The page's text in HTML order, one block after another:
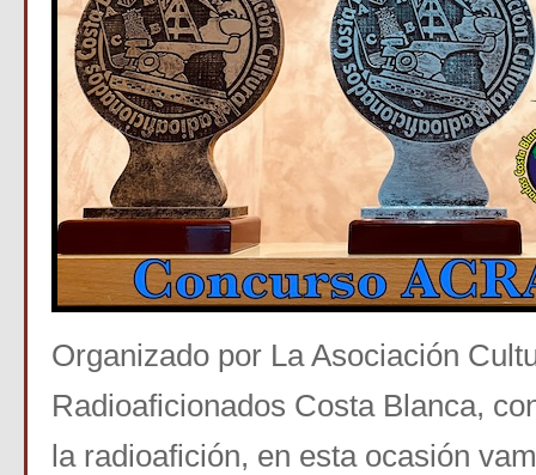
Organizado por La Asociación
Radioaficionados Costa Blanca,
la radioafición, en esta ocasión